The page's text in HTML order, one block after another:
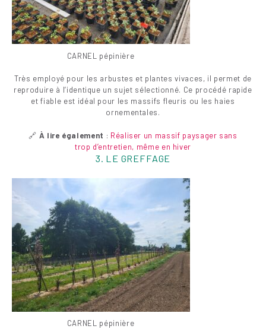
CARNEL pépinière
Très employé pour les arbustes et plantes vivaces, il permet de
reproduire à l’identique un sujet sélectionné. Ce procédé rapide
et fiable est idéal pour les massifs fleuris ou les haies
ornementales.
🔗 À lire également : Réaliser un massif paysager sans
trop d’entretien, même en hiver
3. LE GREFFAGE
CARNEL pépinière